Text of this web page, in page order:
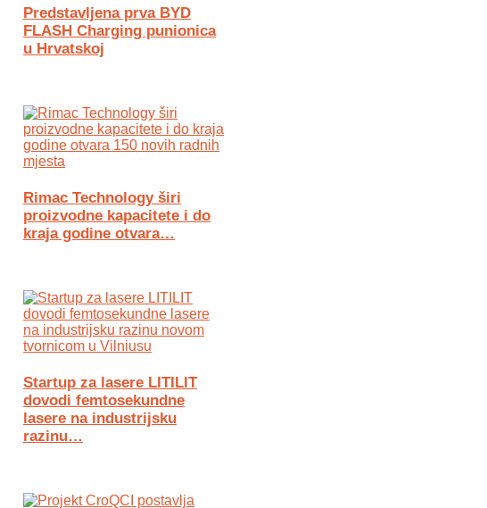
Predstavljena prva BYD
FLASH Charging punionica
u Hrvatskoj
Rimac Technology širi
proizvodne kapacitete i do
kraja godine otvara…
Startup za lasere LITILIT
dovodi femtosekundne
lasere na industrijsku
razinu…